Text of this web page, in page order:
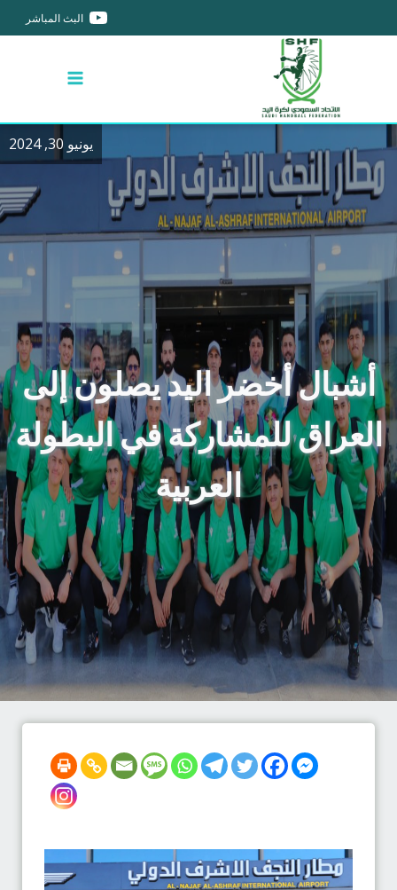
البث المباشر
يونيو 30, 2024
أشبال أخضر اليد يصلون إلى
العراق للمشاركة في البطولة
العربية